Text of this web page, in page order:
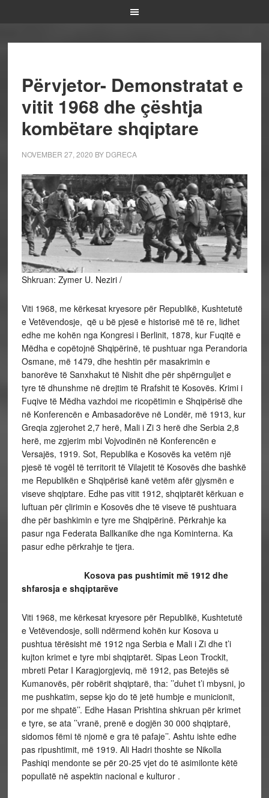
Përvjetor- Demonstratat e
vitit 1968 dhe çështja
kombëtare shqiptare
NOVEMBER 27, 2020 BY DGRECA
Shkruan: Zymer U. Neziri /
Viti 1968, me kërkesat kryesore për Republikë, Kushtetutë
e Vetëvendosje, që u bë pjesë e historisë më të re, lidhet
edhe me kohën nga Kongresi i Berlinit, 1878, kur Fuqitë e
Mëdha e copëtojnë Shqipërinë, të pushtuar nga Perandoria
Osmane, më 1479, dhe heshtin për masakrimin e
banorëve të Sanxhakut të Nishit dhe për shpërnguljet e
tyre të dhunshme në drejtim të Rrafshit të Kosovës. Krimi i
Fuqive të Mëdha vazhdoi me ricopëtimin e Shqipërisë dhe
në Konferencën e Ambasadorëve në Londër, më 1913, kur
Greqia zgjerohet 2,7 herë, Mali i Zi 3 herë dhe Serbia 2,8
herë, me zgjerim mbi Vojvodinën në Konferencën e
Versajës, 1919. Sot, Republika e Kosovës ka vetëm një
pjesë të vogël të territorit të Vilajetit të Kosovës dhe bashkë
me Republikën e Shqipërisë kanë vetëm afër gjysmën e
viseve shqiptare. Edhe pas vitit 1912, shqiptarët kërkuan e
luftuan për çlirimin e Kosovës dhe të viseve të pushtuara
dhe për bashkimin e tyre me Shqipërinë. Përkrahje ka
pasur nga Federata Ballkanike dhe nga Kominterna. Ka
pasur edhe përkrahje te tjera.
Kosova pas pushtimit më 1912 dhe
shfarosja e shqiptarëve
Viti 1968, me kërkesat kryesore për Republikë, Kushtetutë
e Vetëvendosje, solli ndërmend kohën kur Kosova u
pushtua tërësisht më 1912 nga Serbia e Mali i Zi dhe t’i
kujton krimet e tyre mbi shqiptarët. Sipas Leon Trockit,
mbreti Petar I Karagjorgjeviq, më 1912, pas Betejës së
Kumanovës, për robërit shqiptarë, tha: ’’duhet t’i mbysni, jo
me pushkatim, sepse kjo do të jetë humbje e municionit,
por me shpatë’’. Edhe Hasan Prishtina shkruan për krimet
e tyre, se ata ’’vranë, prenë e dogjën 30 000 shqiptarë,
sidomos fëmi të njomë e gra të pafaje’’. Ashtu ishte edhe
pas ripushtimit, më 1919. Ali Hadri thoshte se Nikolla
Pashiqi mendonte se për 20-25 vjet do të asimilonte këtë
popullatë në aspektin nacional e kulturor .